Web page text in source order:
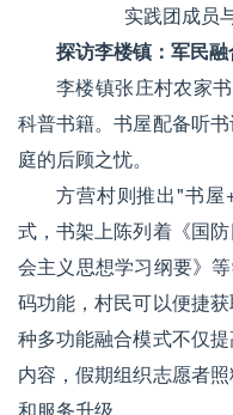
实践团成员
探访李楼镇：军民
李楼镇张庄村农家
科普书籍。书屋配备听
庭的后顾之忧。
方营村则推出"书屋
式，书架上陈列着《国
会主义思想学习纲要》
码功能，村民可以便捷
种多功能融合模式不仅
内容，假期组织志愿者